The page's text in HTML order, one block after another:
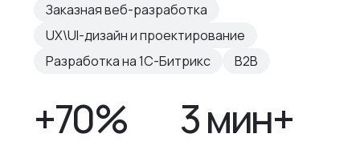
Заказная веб-разработка
UX\UI-дизайн и проектирование
Разработка на 1С-Битрикс
B2B
+70% 3 мин+